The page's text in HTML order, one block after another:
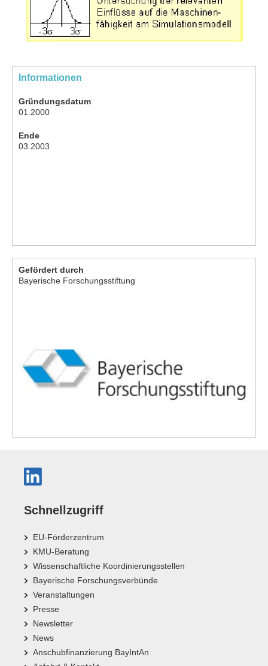
Informationen
Gründungsdatum
01.2000
Ende
03.2003
Gefördert durch
Bayerische Forschungsstiftung
Schnellzugriff
EU-Förderzentrum
KMU-Beratung
Wissenschaftliche Koordinierungsstellen
Bayerische Forschungsverbünde
Veranstaltungen
Presse
Newsletter
News
Anschubfinanzierung BayIntAn